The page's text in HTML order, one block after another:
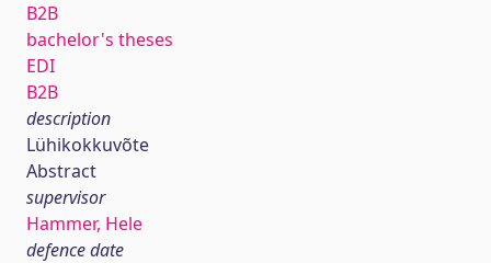
B2B
bachelor's theses
EDI
B2B
description
Lühikokkuvõte
Abstract
supervisor
Hammer, Hele
defence date